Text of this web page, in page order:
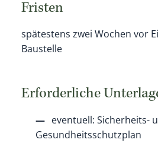
Fristen
spätestens zwei Wochen vor
Baustelle
Erforderliche
eventuell: Sicherheits-
Gesundheitsschutzplan